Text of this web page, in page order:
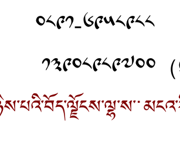
༦༩༥༨༩༨༨
（